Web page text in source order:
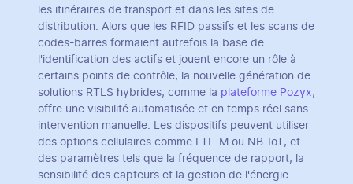
les itinéraires de transport et dans les sites de
distribution. Alors que les RFID passifs et les scans de
codes-barres formaient autrefois la base de
l'identification des actifs et jouent encore un rôle à
certains points de contrôle, la nouvelle génération de
solutions RTLS hybrides, comme la plateforme Pozyx,
offre une visibilité automatisée et en temps réel sans
intervention manuelle. Les dispositifs peuvent utiliser
des options cellulaires comme LTE-M ou NB-IoT, et
des paramètres tels que la fréquence de rapport, la
sensibilité des capteurs et la gestion de l'énergie